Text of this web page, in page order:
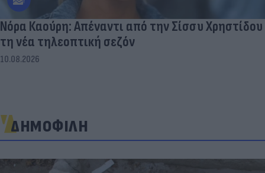
Νόρα Καούρη: Απέναντι από την Σίσσυ Χρηστίδου
τη νέα τηλεοπτική σεζόν
10.08.2026
ΔΗΜΟΦΙΛΗ